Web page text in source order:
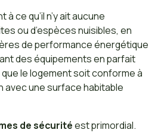
à ce qu’il n’y ait aucune
ou d’espèces nuisibles, en
de performance énergétique
des équipements en parfait
le logement soit conforme à
avec une surface habitable
de sécuritéest primordial.